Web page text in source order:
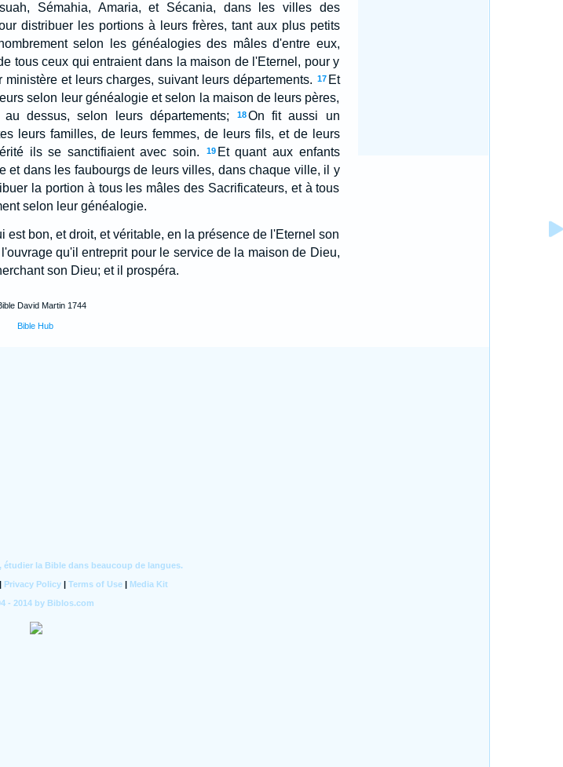
Sémahia, Amaria, et Sécania, dans les villes des
distribuer les portions à leurs frères, tant aux plus petits
selon les généalogies des mâles d'entre eux,
tous ceux qui entraient dans la maison de l'Eternel, pour y
et leurs charges, suivant leurs départements. 17 Et
selon leur généalogie et selon la maison de leurs pères,
dessus, selon leurs départements;
18On fit aussi un
leurs familles, de leurs femmes, de leurs fils, et de leurs
ils se sanctifiaient avec soin.
19 Et quant aux enfants
et dans les faubourgs de leurs villes, dans chaque ville, il y
la portion à tous les mâles des Sacrificateurs, et à tous
selon leur généalogie.
est bon, et droit, et véritable, en la présence de l'Eternel son
qu'il entreprit pour le service de la maison de Dieu,
son Dieu; et il prospéra.
David Martin 1744
Bible Hub